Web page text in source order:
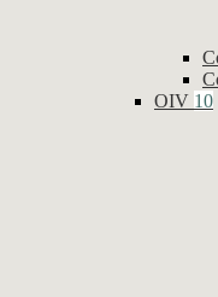
OIV 10